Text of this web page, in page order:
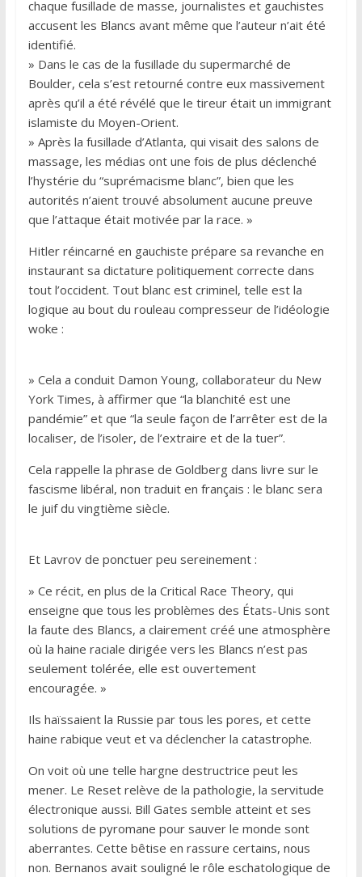
chaque fusillade de masse, journalistes et gauchistes
accusent les Blancs avant même que l’auteur n’ait été
identifié.
» Dans le cas de la fusillade du supermarché de
Boulder, cela s’est retourné contre eux massivement
après qu’il a été révélé que le tireur était un immigrant
islamiste du Moyen-Orient.
» Après la fusillade d’Atlanta, qui visait des salons de
massage, les médias ont une fois de plus déclenché
l’hystérie du “suprémacisme blanc”, bien que les
autorités n’aient trouvé absolument aucune preuve
que l’attaque était motivée par la race. »
Hitler réincarné en gauchiste prépare sa revanche en
instaurant sa dictature politiquement correcte dans
tout l’occident. Tout blanc est criminel, telle est la
logique au bout du rouleau compresseur de l’idéologie
woke :
» Cela a conduit Damon Young, collaborateur du New
York Times, à affirmer que “la blanchité est une
pandémie” et que “la seule façon de l’arrêter est de la
localiser, de l’isoler, de l’extraire et de la tuer”.
Cela rappelle la phrase de Goldberg dans livre sur le
fascisme libéral, non traduit en français : le blanc sera
le juif du vingtième siècle.
Et Lavrov de ponctuer peu sereinement :
» Ce récit, en plus de la Critical Race Theory, qui
enseigne que tous les problèmes des États-Unis sont
la faute des Blancs, a clairement créé une atmosphère
où la haine raciale dirigée vers les Blancs n’est pas
seulement tolérée, elle est ouvertement
encouragée. »
Ils haïssaient la Russie par tous les pores, et cette
haine rabique veut et va déclencher la catastrophe.
On voit où une telle hargne destructrice peut les
mener. Le Reset relève de la pathologie, la servitude
électronique aussi. Bill Gates semble atteint et ses
solutions de pyromane pour sauver le monde sont
aberrantes. Cette bêtise en rassure certains, nous
non. Bernanos avait souligné le rôle eschatologique de